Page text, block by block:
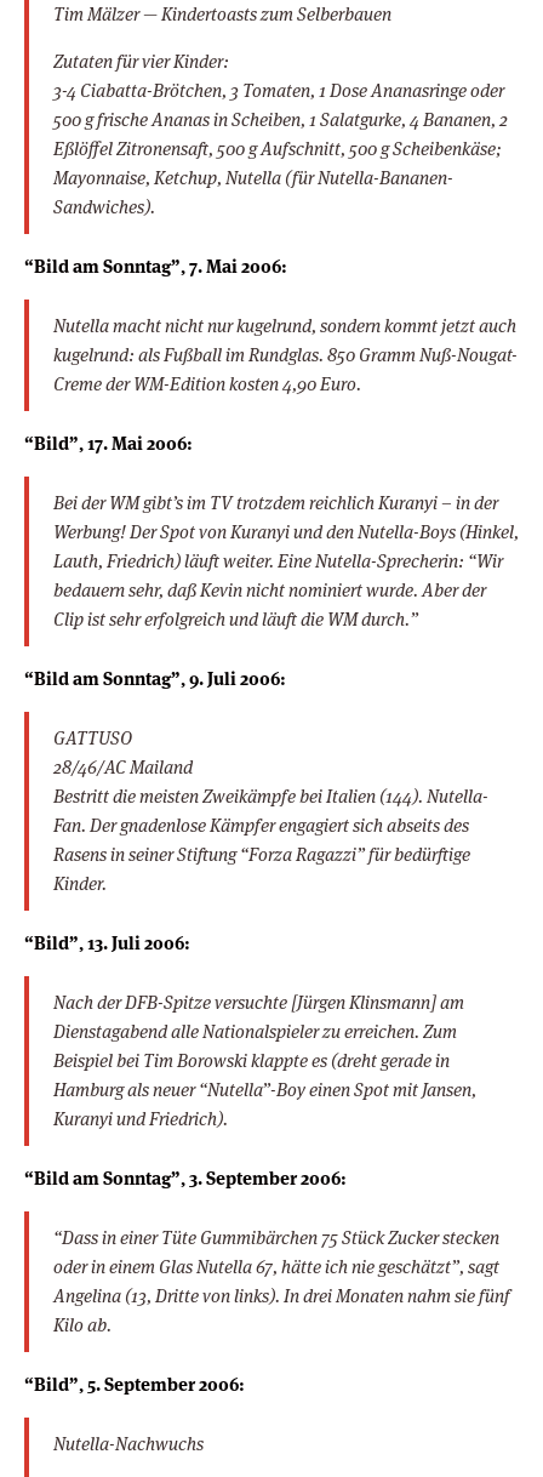
Tim Mälzer — Kindertoasts zum Selberbauen
Zutaten für vier Kinder:
3-4 Ciabatta-Brötchen, 3 Tomaten, 1 Dose Ananasringe oder
500 g frische Ananas in Scheiben, 1 Salatgurke, 4 Bananen, 2
Eßlöffel Zitronensaft, 500 g Aufschnitt, 500 g Scheibenkäse;
Mayonnaise, Ketchup, Nutella (für Nutella-Bananen-
Sandwiches).
“Bild am Sonntag”, 7. Mai 2006:
Nutella macht nicht nur kugelrund, sondern kommt jetzt auch
kugelrund: als Fußball im Rundglas. 850 Gramm Nuß-Nougat-
Creme der WM-Edition kosten 4,90 Euro.
“Bild”, 17. Mai 2006:
Bei der WM gibt’s im TV trotzdem reichlich Kuranyi – in der
Werbung! Der Spot von Kuranyi und den Nutella-Boys (Hinkel,
Lauth, Friedrich) läuft weiter. Eine Nutella-Sprecherin: “Wir
bedauern sehr, daß Kevin nicht nominiert wurde. Aber der
Clip ist sehr erfolgreich und läuft die WM durch.”
“Bild am Sonntag”, 9. Juli 2006:
GATTUSO
28/46/AC Mailand
Bestritt die meisten Zweikämpfe bei Italien (144). Nutella-
Fan. Der gnadenlose Kämpfer engagiert sich abseits des
Rasens in seiner Stiftung “Forza Ragazzi” für bedürftige
Kinder.
“Bild”, 13. Juli 2006:
Nach der DFB-Spitze versuchte [Jürgen Klinsmann] am
Dienstagabend alle Nationalspieler zu erreichen. Zum
Beispiel bei Tim Borowski klappte es (dreht gerade in
Hamburg als neuer “Nutella”-Boy einen Spot mit Jansen,
Kuranyi und Friedrich).
“Bild am Sonntag”, 3. September 2006:
“Dass in einer Tüte Gummibärchen 75 Stück Zucker stecken
oder in einem Glas Nutella 67, hätte ich nie geschätzt”, sagt
Angelina (13, Dritte von links). In drei Monaten nahm sie fünf
Kilo ab.
“Bild”, 5. September 2006:
Nutella-Nachwuchs